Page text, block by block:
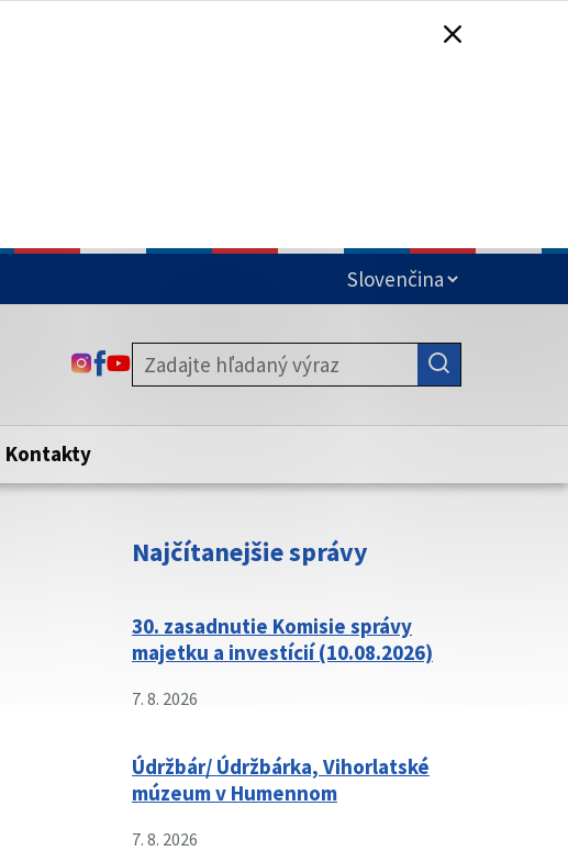
stránku. Zabezpečená stránka vždy začína
domény webového sídla.
ODKAZ SA OTVORÍ NA NOVEJ KARTE
ODKAZ SA OTVORÍ NA NOVEJ KARTE
ODKAZ SA OTVORÍ NA NOVEJ KARTE
Kontakty
Najčítanejšie správy
30. zasadnutie Komisie správy
majetku a investícií (10.08.2026)
7. 8. 2026
Údržbár/ Údržbárka, Vihorlatské
múzeum v Humennom
7. 8. 2026